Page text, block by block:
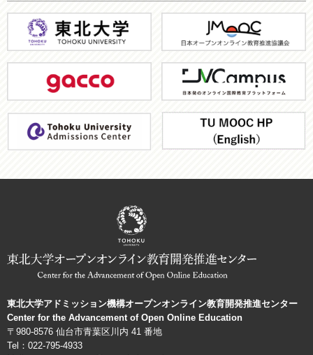
JMOOC
Campus
構
東北大学アドミッション機構オープンオンライン教育開発推進センター
Center for the Advancement of Open Online Education
〒980-8576 仙台市青葉区川内 41 番地
Tel：022-795-4933